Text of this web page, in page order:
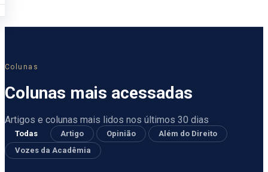
Colunas
Colunas mais acessadas
Artigos e colunas mais lidos nos últimos 30 dias
Todas Artigo Opinião
Além do Direito
Vozes da Acadêmia